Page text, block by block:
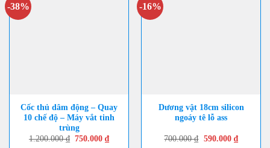
-38%
Cốc thủ dâm động – Quay
10 chế độ – Máy vắt tinh
trùng
1.200.000₫ Giá
750.000₫Giá
-16%
Dương vật 18cm silicon
ngoáy tê lỗ ass
700.000₫ Giá
590.000 ₫Giá